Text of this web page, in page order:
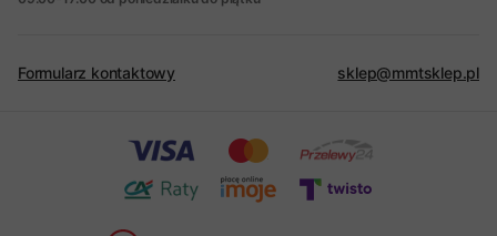
Formularz kontaktowy sklep@mmtsklep.pl